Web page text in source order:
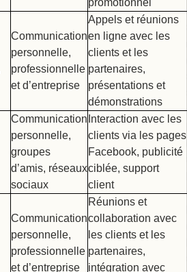
promotionnel
Communication
personnelle,
professionnelle
et d’entreprise
Appels et réunions
en ligne avec les
clients et les
partenaires,
présentations et
démonstrations
Communication
personnelle,
groupes
d’amis, réseaux
sociaux
Interaction avec les
clients via les pages
Facebook, publicité
ciblée, support
client
Communication
personnelle,
professionnelle
et d’entreprise
Réunions et
collaboration avec
les clients et les
partenaires,
intégration avec